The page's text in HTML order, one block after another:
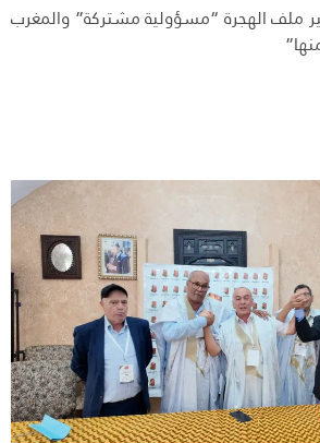
ملف الهجرة “مسؤولية مشتركة” والمغرب